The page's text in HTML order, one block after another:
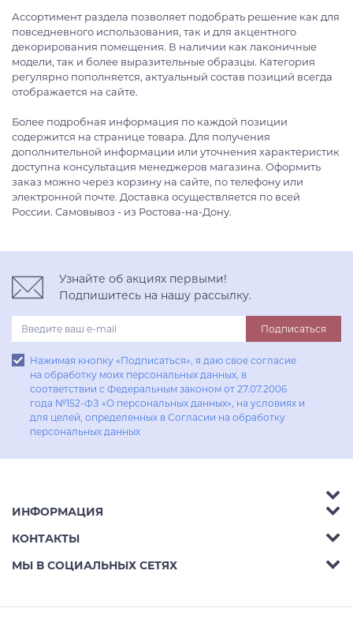
Ассортимент раздела позволяет подобрать решение как для
повседневного использования, так и для акцентного
декорирования помещения. В наличии как лаконичные
модели, так и более выразительные образцы. Категория
регулярно пополняется, актуальный состав позиций всегда
отображается на сайте.
Более подробная информация по каждой позиции
содержится на странице товара. Для получения
дополнительной информации или уточнения характеристик
доступна консультация менеджеров магазина. Оформить
заказ можно через корзину на сайте, по телефону или
электронной почте. Доставка осуществляется по всей
России. Самовывоз - из Ростова-на-Дону.
Узнайте об акциях первыми!
Подпишитесь на нашу рассылку.
Подписаться
Нажимая кнопку «Подписаться», я даю свое согласие
на обработку моих персональных данных, в
соответствии с Федеральным законом от 27.07.2006
года №152-ФЗ «О персональных данных», на условиях и
для целей, определенных в Согласии на обработку
персональных данных
Аксессуары
Гостиные
Кухни
Кабинеты
ИНФОРМАЦИЯ
Акции
Доставка
КОНТАКТЫ
Телефон: 8 (800) 302-42-39
МЫ В СОЦИАЛЬНЫХ СЕТЯХ